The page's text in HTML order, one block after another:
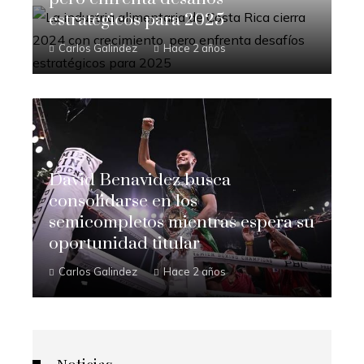
estratégicos para 2025
Carlos Galindez Hace 2 años
David Benavidez busca
consolidarse en los
semicompletos mientras espera su
oportunidad titular
Carlos Galindez Hace 2 años